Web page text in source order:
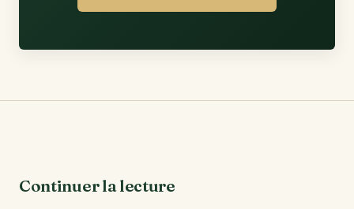
Continuer la lecture